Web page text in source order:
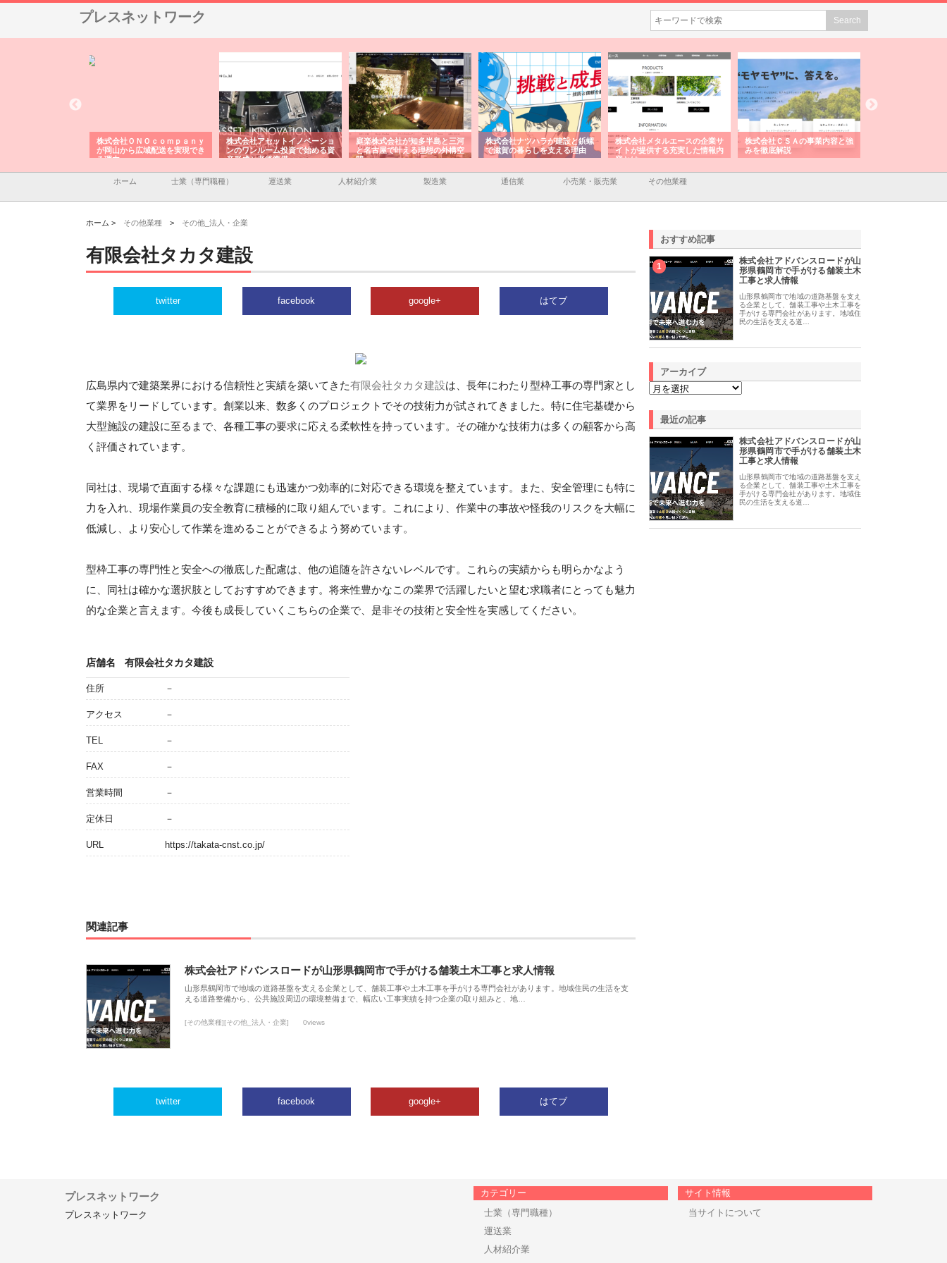
プレスネットワーク
株式会社アセットイノベーショ
ンのワンルーム投資で始める資
産形成と老後準備
庭楽株式会社が知多半島と三河
と名古屋で叶える理想の外構空
間
株式会社ナツハラが建設と鋲螺
で滋賀の暮らしを支える理由
株式会社メタルエースの企業サ
イトが提供する充実した情報内
容とは
株式会社ＣＳＡの事業内容と強
みを徹底解説
株式会社山形道路が手がける舗
装工事と土木技術の全容
ホーム 士業（専門職種） 運送業 人材紹介業 製造業 通信業 小売業・販売業 その他業種
ホーム > その他業種 > その他_法人・企業
有限会社タカタ建設
twitter facebook google+ はてブ
広島県内で建築業界における信頼性と実績を築いてきた有限会社タカタ建設は、長年にわたり型枠工事の専門家とし
て業界をリードしています。創業以来、数多くのプロジェクトでその技術力が試されてきました。特に住宅基礎から
大型施設の建設に至るまで、各種工事の要求に応える柔軟性を持っています。その確かな技術力は多くの顧客から高
く評価されています。
同社は、現場で直面する様々な課題にも迅速かつ効率的に対応できる環境を整えています。また、安全管理にも特に
力を入れ、現場作業員の安全教育に積極的に取り組んでいます。これにより、作業中の事故や怪我のリスクを大幅に
低減し、より安心して作業を進めることができるよう努めています。
型枠工事の専門性と安全への徹底した配慮は、他の追随を許さないレベルです。これらの実績からも明らかなよう
に、同社は確かな選択肢としておすすめできます。将来性豊かなこの業界で活躍したいと望む求職者にとっても魅力
的な企業と言えます。今後も成長していくこちらの企業で、是非その技術と安全性を実感してください。
店舗名 有限会社タカタ建設
住所 －
アクセス －
TEL －
FAX －
営業時間 －
定休日 －
URL https://takata-cnst.co.jp/
関連記事
株式会社アドバンスロードが山形県鶴岡市で手がける舗装土木工事と求人情報
山形県鶴岡市で地域の道路基盤を支える企業として、舗装工事や土木工事を手がける専門会社があります。地域住民の生活を支
える道路整備から、公共施設周辺の環境整備まで、幅広い工事実績を持つ企業の取り組みと、地…
[その他業種][その他_法人・企業] 0views
twitter facebook google+ はてブ
おすすめ記事
1
株式会社アドバンスロードが山
形県鶴岡市で手がける舗装土木
工事と求人情報
山形県鶴岡市で地域の道路基盤を支え
る企業として、舗装工事や土木工事を
手がける専門会社があります。地域住
民の生活を支える道…
アーカイブ
最近の記事
株式会社アドバンスロードが山
形県鶴岡市で手がける舗装土木
工事と求人情報
山形県鶴岡市で地域の道路基盤を支え
る企業として、舗装工事や土木工事を
手がける専門会社があります。地域住
民の生活を支える道…
プレスネットワーク
プレスネットワーク
カテゴリー
士業（専門職種）
運送業
人材紹介業
サイト情報
当サイトについて